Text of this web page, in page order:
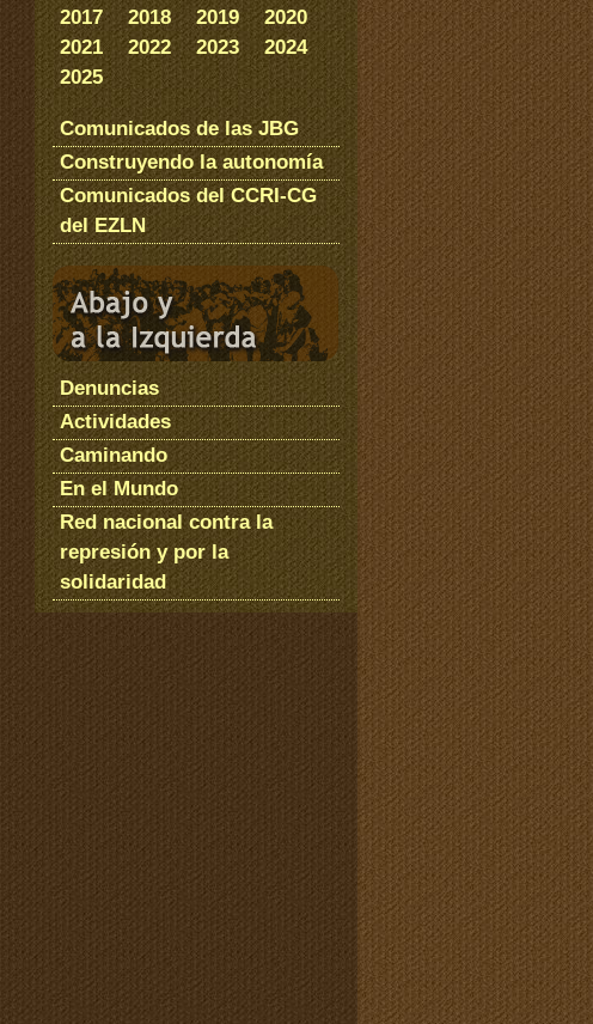
2017
2018 2019
2020
2021
2022 2023
2024
2025
Comunicados de las JBG
Construyendo la autonomía
Comunicados del CCRI-CG
del EZLN
Denuncias
Actividades
Caminando
En el Mundo
Red nacional contra la
represión y por la
solidaridad